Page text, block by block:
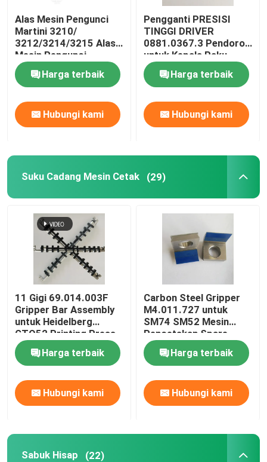
Alas Mesin Pengunci
Martini 3210/
3212/3214/3215 Alas
Mesin Pengunci
Universal 3215 -
Tersedia Dalam
Ketebalan
0.2/0.3/0.5/0.8mm
Harga terbaik
Hubungi kami
Pengganti PRESISI
TINGGI DRIVER
0881.0367.3 Pendorong
untuk Kepala Paku
Muller Martini 75
Harga terbaik
Hubungi kami
Suku Cadang Mesin Cetak (29)
11 Gigi 69.014.003F
Gripper Bar Assembly
untuk Heidelberg
GTO52 Printing Press
Spare Parts dalam
stainless steel/Iron
Harga terbaik
Hubungi kami
Carbon Steel Gripper
M4.011.727 untuk
SM74 SM52 Mesin
Pencetakan Spare
Parts Cylinder Gripper
Harga terbaik
Hubungi kami
Sabuk Hisap (22)